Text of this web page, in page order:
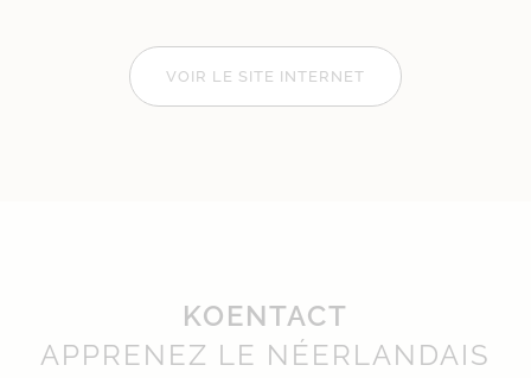
VOIR LE SITE INTERNET
KOENTACT
APPRENEZ LE NÉERLANDAIS